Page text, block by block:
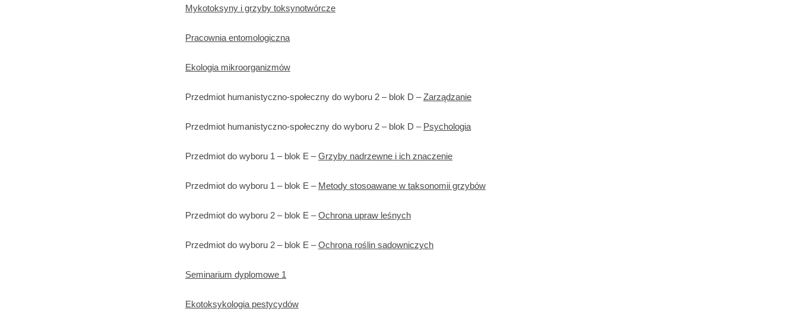
Mykotoksyny i grzyby toksynotwórcze
Pracownia entomologiczna
Ekologia mikroorganizmów
Przedmiot humanistyczno-społeczny do wyboru 2 – blok D –Zarządzanie
Przedmiot humanistyczno-społeczny do wyboru 2 – blok D – Psychologia
Przedmiot do wyboru 1 – blok E –Grzyby nadrzewne i ich znaczenie
Przedmiot do wyboru 1 – blok E – Metody stosoawane w taksonomii grzybów
Przedmiot do wyboru 2 – blok E –Ochrona upraw leśnych
Przedmiot do wyboru 2 – blok E –Ochrona roślin sadowniczych
Seminarium dyplomowe 1
Ekotoksykologia pestycydów